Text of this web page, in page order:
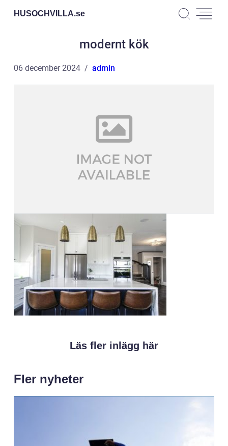
HUSOCHVILLA.se
modernt kök
06 december 2024 admin
Läs fler inlägg här
Fler nyheter